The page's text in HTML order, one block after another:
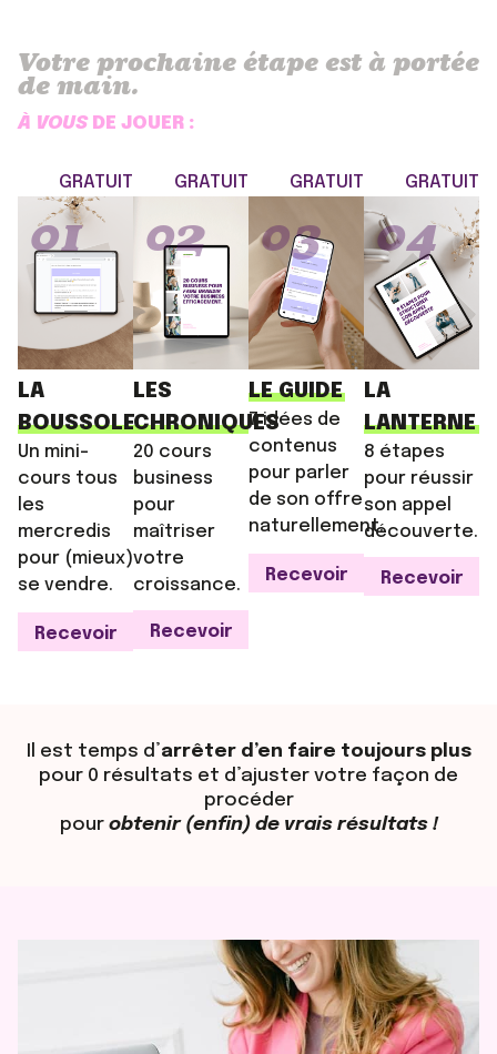
Votre prochaine étape est à portée
de main.
À VOUSDE JOUER :
GRATUIT
01
LA
BOUSSOLE
Un mini-
cours tous
les
mercredis
pour (mieux)
se vendre.
Recevoir
GRATUIT
02
LES
CHRONIQUES
20 cours
business
pour
maîtriser
votre
croissance.
Recevoir
GRATUIT
03
LE GUIDE
7 idées de
contenus
pour parler
de son offre
naturellement.
Recevoir
GRATUIT
04
LA
LANTERNE
8 étapes
pour réussir
son appel
découverte.
Recevoir
Il est temps d’arrêter d’en faire toujours plus
pour 0 résultats et d’ajuster votre façon de
procéder
pour obtenir (enfin) de vrais résultats !